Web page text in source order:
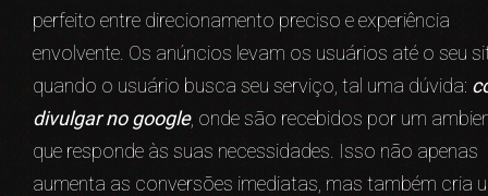
perfeito entre direcionamento preciso e experiência
envolvente. Os anúncios levam os usuários até o seu
quando o usuário busca seu serviço, tal uma dúvida:
divulgar no google, onde são recebidos por um
que responde às suas necessidades. Isso não apenas
aumenta as conversões imediatas, mas também cria